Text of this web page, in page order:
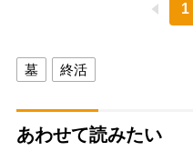
1
墓 終活
あわせて読みたい